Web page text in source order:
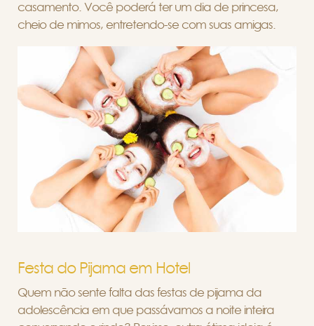
casamento. Você poderá ter um dia de princesa,
cheio de mimos, entretendo-se com suas amigas.
Festa do Pijama em Hotel
Quem não sente falta das festas de pijama da
adolescência em que passávamos a noite inteira